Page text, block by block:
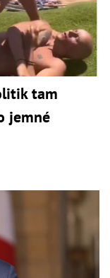
tam
jemné